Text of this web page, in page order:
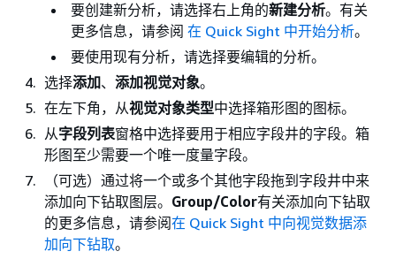
要创建新分析，请选择右上角的新建分析。有关
更多信息，请参阅 在 Quick Sight 中开始分析。
要使用现有分析，请选择要编辑的分析。
选择添加、 添加视觉对象。
在左下角，从视觉对象类型中选择箱形图的图标。
从字段列表窗格中选择要用于相应字段井的字段。箱
形图至少需要一个唯一度量字段。
（可选）通过将一个或多个其他字段拖到字段井中来
添加向下钻取图层。 Group/Color有关添加向下钻取
的更多信息，请参阅在 Quick Sight 中向视觉数据添
加向下钻取。